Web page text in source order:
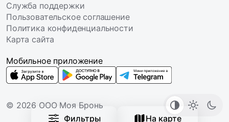
Фильтры На карте
Служба поддержки
Пользовательское соглашение
Политика конфиденциальности
Карта сайта
© 2026 ООО Моя Бронь
Мобильное приложение